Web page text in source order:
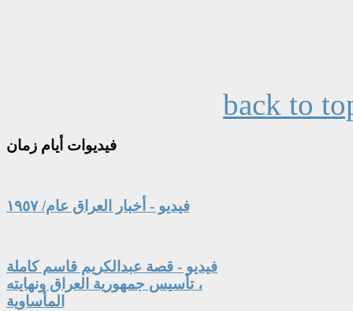
back to
فيديوات أيام زمان
فيديو - أخبار العراق عام/ ١٩٥٧
فيديو - قصة عبدالكريم قاسم كاملة
، تأسيس جمهورية العراق ونهايته
المأساوية